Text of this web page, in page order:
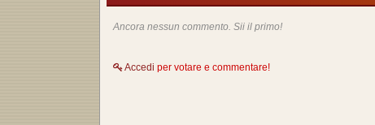
Ancora nessun commento. Sii il primo!
Accedi per votare e commentare!